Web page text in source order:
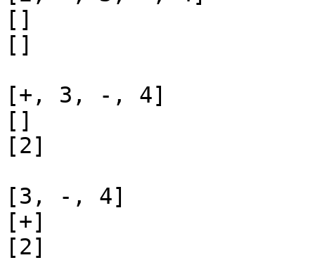
[]
[]
[+, 3, -, 4]
[]
[2]
[3, -, 4]
[+]
[2]